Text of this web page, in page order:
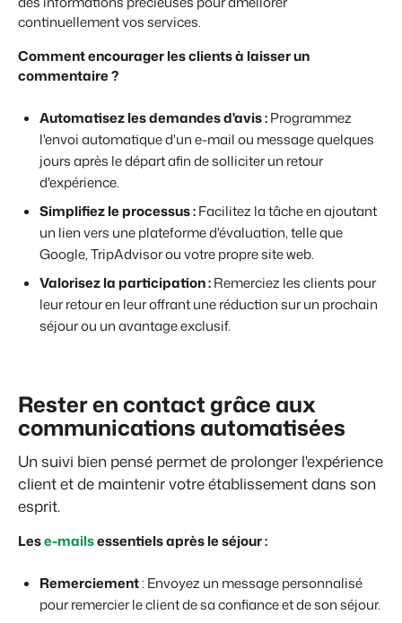
Pour les Parcs de Vacances
Découvrez les avantages de Booking Experts pour un parc
Pour les Groupes
Découvrez les avantages de Booking Experts pour un
continuellement vos services.
Comment encourager les clients à laisser un
commentaire ?
Automatisez les demandes d'avis :Programmez
l'envoi automatique d'un e-mail ou message quelques
jours après le départ afin de solliciter un retour
d'expérience.
Simplifiez le processus :Facilitez la tâche en ajoutant
un lien vers une plateforme d'évaluation, telle que
Google, TripAdvisor ou votre propre site web.
Valorisez la participation :Remerciez les clients pour
leur retour en leur offrant une réduction sur un prochain
séjour ou un avantage exclusif.
Rester en contact grâce aux
communications automatisées
Un suivi bien pensé permet de prolonger l'expérience
client et de maintenir votre établissement dans son
esprit.
Lese-mailsessentiels après le séjour :
Remerciement: Envoyez un message personnalisé
pour remercier le client de sa confiance et de son séjour.